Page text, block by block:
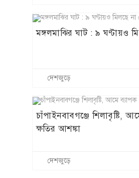
মঙ্গলমাঝির ঘাট : ৯ ঘণ্টায়ও
দেশজুড়ে
চাঁপাইনবাবগঞ্জে শিলাবৃষ্টি,
ক্ষতির আশঙ্কা
দেশজুড়ে